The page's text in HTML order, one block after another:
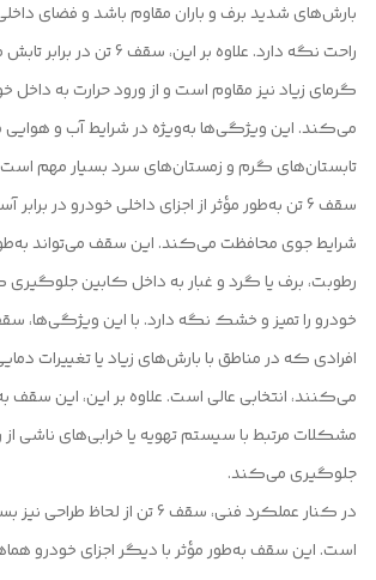
بارش‌های شدید برف و باران مقاوم باشد و فضای
راحت نگه دارد. علاوه بر این،
گرمای زیاد نیز مقاوم است و از ورود حرارت به داخل
می‌کند. این ویژگی‌ها به‌ویژه در شرایط آب و هوایی
تابستان‌های گرم و زمستان‌های سرد بسیار مهم
سقف 6 تن به‌طور مؤثر از اجزای داخلی خودرو در
شرایط جوی محافظت می‌کند. این سقف می‌تواند
رطوبت، برف یا گرد و غبار به داخل کابین
افرادی که در مناطق با بارش‌های زیاد یا تغییرات
می‌کنند، انتخابی عالی است. علاوه بر این، این سقف
مشکلات مرتبط با سیستم تهویه یا خرابی‌های ناشی
جلوگیری می‌کند.
در کنار عملکرد فنی، سقف 6 تن از
است. این سقف به‌طور مؤثر با دیگر اجزای خودرو